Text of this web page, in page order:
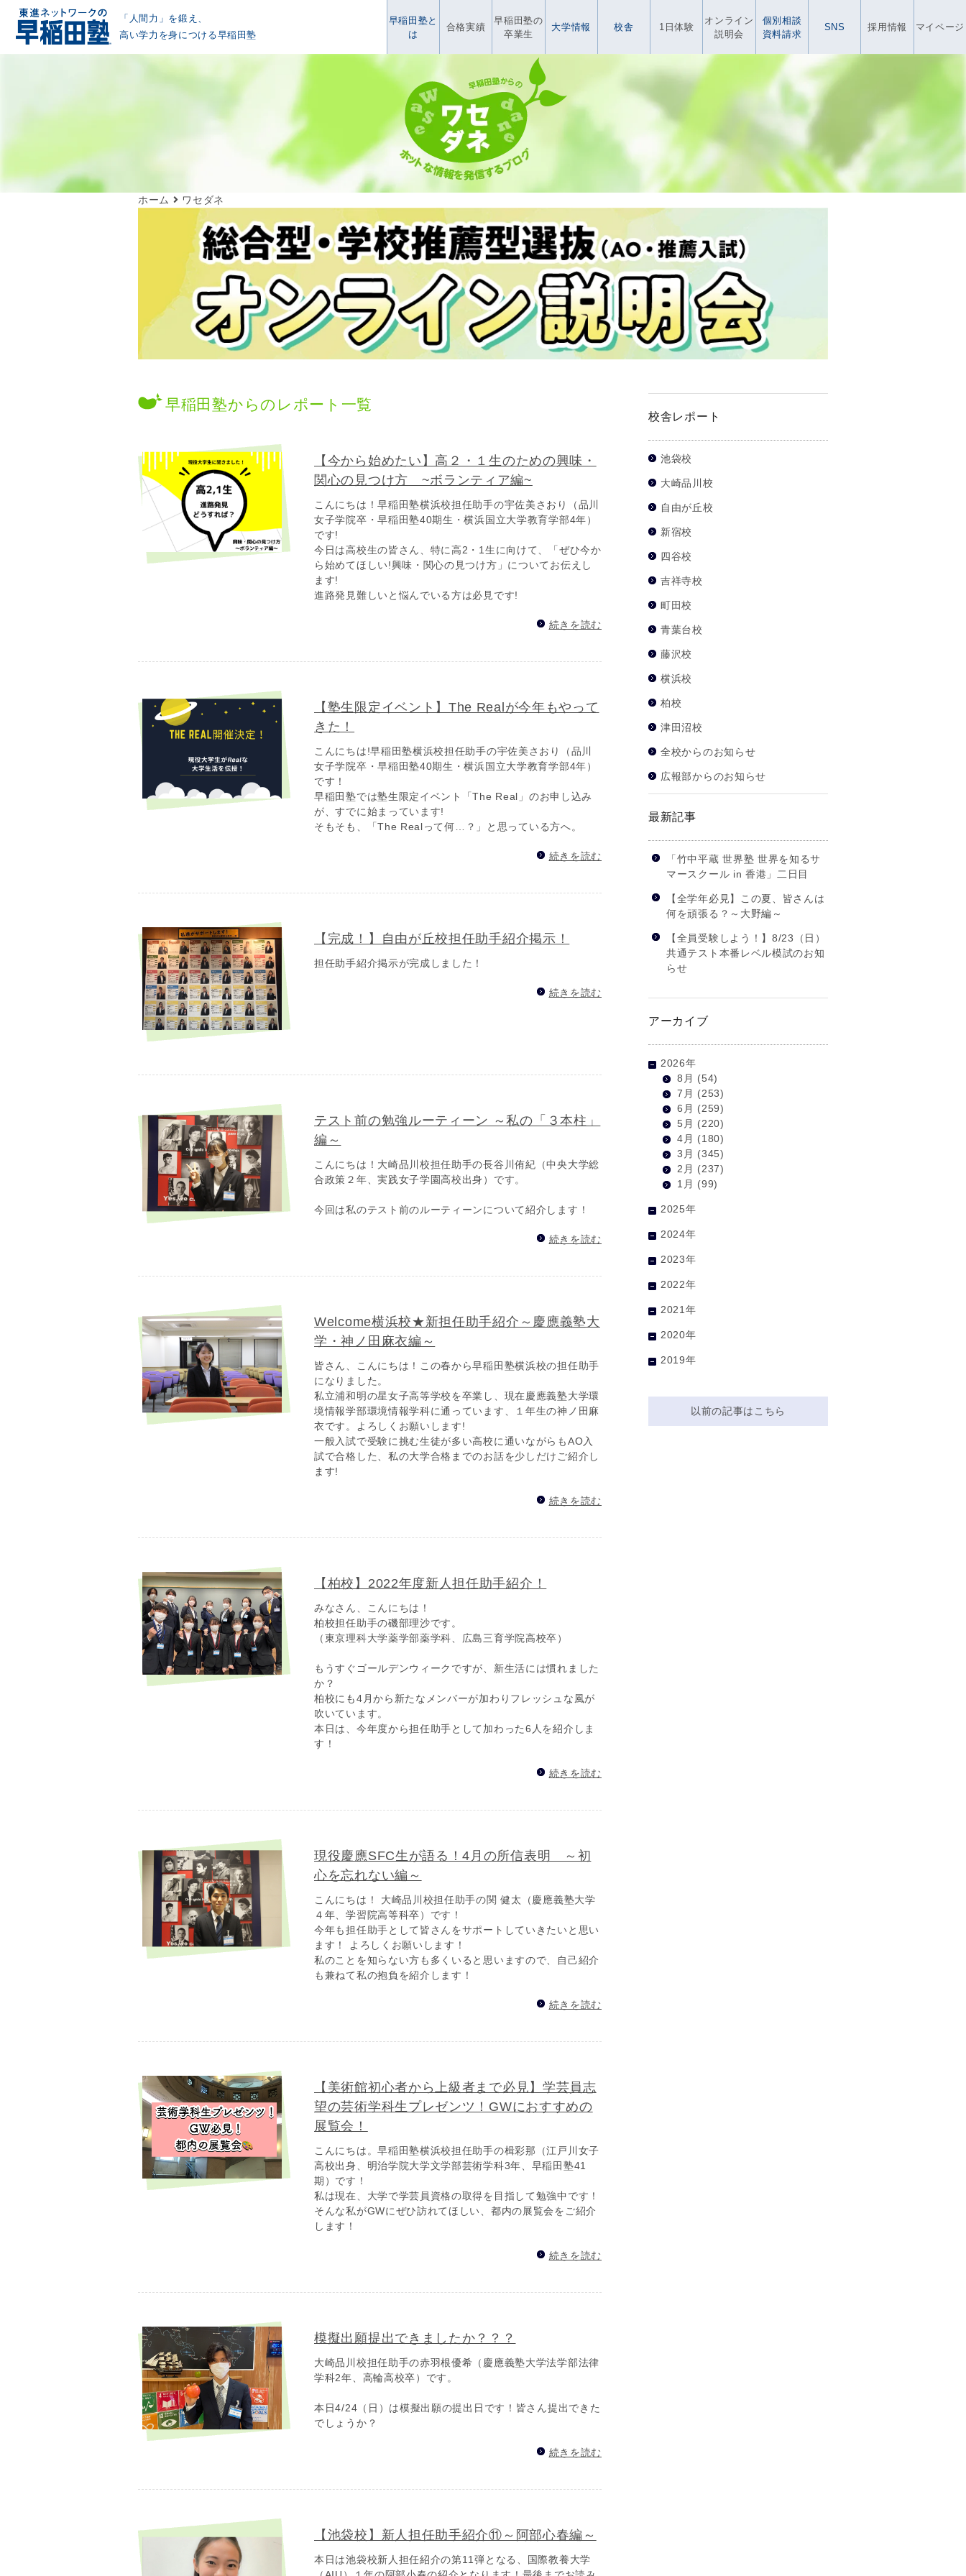
「人間力」を鍛え、
高い学力を身につける早稲田塾
早稲田塾と
は
合格実績
早稲田塾の
卒業生
大学情報 校舎 1日体験
オンライン
説明会
個別相談
資料請求
SNS 採用情報 マイページ
ホーム ワセダネ
早稲田塾からのレポート一覧
【今から始めたい】高２・１生のための興味・
関心の見つけ方 ~ボランティア編~
こんにちは！早稲田塾横浜校担任助手の宇佐美さおり（品川
女子学院卒・早稲田塾40期生・横浜国立大学教育学部4年）
です!
今日は高校生の皆さん、特に高2・1生に向けて、「ぜひ今か
ら始めてほしい!興味・関心の見つけ方」についてお伝えし
ます!
進路発見難しいと悩んでいる方は必見です!
続きを読む
【塾生限定イベント】The Realが今年もやって
きた！
こんにちは!早稲田塾横浜校担任助手の宇佐美さおり（品川
女子学院卒・早稲田塾40期生・横浜国立大学教育学部4年）
です！
早稲田塾では塾生限定イベント「The Real」のお申し込み
が、すでに始まっています!
そもそも、「The Realって何…？」と思っている方へ。
続きを読む
【完成！】自由が丘校担任助手紹介掲示！
担任助手紹介掲示が完成しました！
続きを読む
テスト前の勉強ルーティーン ～私の「３本柱」
編～
こんにちは！大崎品川校担任助手の長谷川侑紀（中央大学総
合政策２年、実践女子学園高校出身）です。
今回は私のテスト前のルーティーンについて紹介します！
続きを読む
Welcome横浜校★新担任助手紹介～慶應義塾大
学・神ノ田麻衣編～
皆さん、こんにちは！この春から早稲田塾横浜校の担任助手
になりました。
私立浦和明の星女子高等学校を卒業し、現在慶應義塾大学環
境情報学部環境情報学科に通っています、１年生の神ノ田麻
衣です。よろしくお願いします!
一般入試で受験に挑む生徒が多い高校に通いながらもAO入
試で合格した、私の大学合格までのお話を少しだけご紹介し
ます!
続きを読む
【柏校】2022年度新人担任助手紹介！
みなさん、こんにちは！
柏校担任助手の磯部理沙です。
（東京理科大学薬学部薬学科、広島三育学院高校卒）
もうすぐゴールデンウィークですが、新生活には慣れました
か？
柏校にも4月から新たなメンバーが加わりフレッシュな風が
吹いています。
本日は、今年度から担任助手として加わった6人を紹介しま
す！
続きを読む
現役慶應SFC生が語る！4月の所信表明 ～初
心を忘れない編～
こんにちは！ 大崎品川校担任助手の関 健太（慶應義塾大学
４年、学習院高等科卒）です！
今年も担任助手として皆さんをサポートしていきたいと思い
ます！ よろしくお願いします！
私のことを知らない方も多くいると思いますので、自己紹介
も兼ねて私の抱負を紹介します！
続きを読む
【美術館初心者から上級者まで必見】学芸員志
望の芸術学科生プレゼンツ！GWにおすすめの
展覧会！
こんにちは。早稲田塾横浜校担任助手の楫彩那（江戸川女子
高校出身、明治学院大学文学部芸術学科3年、早稲田塾41
期）です！
私は現在、大学で学芸員資格の取得を目指して勉強中です！
そんな私がGWにぜひ訪れてほしい、都内の展覧会をご紹介
します！
続きを読む
模擬出願提出できましたか？？？
大崎品川校担任助手の赤羽根優希（慶應義塾大学法学部法律
学科2年、高輪高校卒）です。
本日4/24（日）は模擬出願の提出日です！皆さん提出できた
でしょうか？
続きを読む
【池袋校】新人担任助手紹介⑪～阿部心春編～
本日は池袋校新人担任紹介の第11弾となる、国際教養大学
校舎レポート
池袋校
大崎品川校
自由が丘校
新宿校
四谷校
吉祥寺校
町田校
青葉台校
藤沢校
横浜校
柏校
津田沼校
全校からのお知らせ
広報部からのお知らせ
最新記事
「竹中平蔵 世界塾 世界を知るサ
マースクール in 香港」二日目
【全学年必見】この夏、皆さんは
何を頑張る？～大野編～
【全員受験しよう！】8/23（日）
共通テスト本番レベル模試のお知
らせ
アーカイブ
2026年
8月 (54)
7月 (253)
6月 (259)
5月 (220)
4月 (180)
3月 (345)
2月 (237)
1月 (99)
2025年
2024年
2023年
2022年
2021年
2020年
2019年
以前の記事はこちら